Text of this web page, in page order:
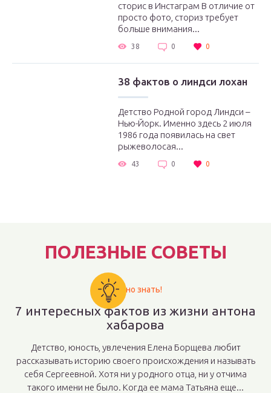
сторис в Инстаграм В отличие от
просто фото, сториз требует
больше внимания...
38 0 0
38 фактов о линдси лохан
Детство Родной город Линдси –
Нью-Йорк. Именно здесь 2 июля
1986 года появилась на свет
рыжеволосая...
43 0 0
ПОЛЕЗНЫЕ СОВЕТЫ
Важно знать!
7 интересных фактов из жизни антона
хабарова
Детство, юность, увлечения Елена Борщева любит
рассказывать историю своего происхождения и называть
себя Сергеевной. Хотя ни у родного отца, ни у отчима
такого имени не было. Когда ее мама Татьяна еще...